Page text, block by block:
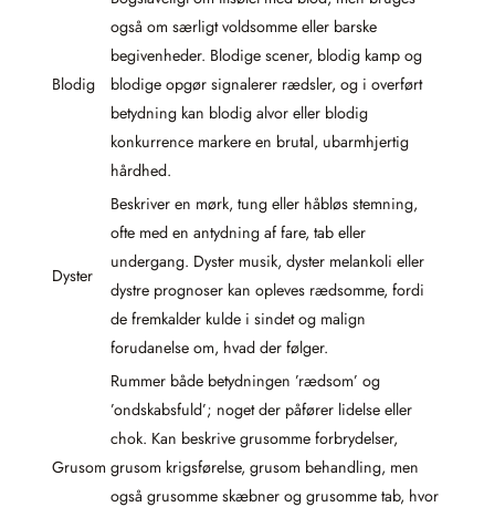
Blodig
også om særligt voldsomme eller barske
begivenheder. Blodige scener, blodig kamp og
blodige opgør signalerer rædsler, og i overført
betydning kan blodig alvor eller blodig
konkurrence markere en brutal, ubarmhjertig
hårdhed.
Dyster
Beskriver en mørk, tung eller håbløs stemning,
ofte med en antydning af fare, tab eller
undergang. Dyster musik, dyster melankoli eller
dystre prognoser kan opleves rædsomme, fordi
de fremkalder kulde i sindet og malign
forudanelse om, hvad der følger.
Grusom
Rummer både betydningen ’rædsom’ og
’ondskabsfuld’; noget der påfører lidelse eller
chok. Kan beskrive grusomme forbrydelser,
grusom krigsførelse, grusom behandling, men
også grusomme skæbner og grusomme tab, hvor